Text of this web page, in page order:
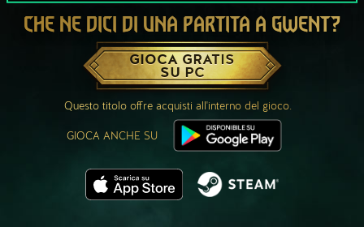
CHE NE DICI DI UNA PARTITA A GWENT?
GIOCA GRATIS
SU PC
Questo titolo offre acquisti all'interno del gioco.
GIOCA ANCHE SU